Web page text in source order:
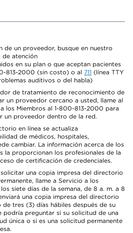
de un proveedor, busque en nuestro
atención
en su plan o que aceptan pacientes
813-2000 (sin costo) o al 711 (línea TTY
auditivos o del habla)
de tratamiento de reconocimiento de
un proveedor cercano a usted, llame al
los Miembros al 1-800-813-2000 para
un proveedor dentro de la red.
en línea se actualiza
de médicos, hospitales,
cambiar. La información acerca de los
la proporcionan los profesionales de la
de certificación de credenciales.
una copia impresa del directorio
llame a Servicio a los
los siete días de la semana, de 8 a. m. a 8
una copia impresa del directorio
tres (3) días hábiles después de su
podría preguntar si su solicitud de una
única o si es una solicitud permanente